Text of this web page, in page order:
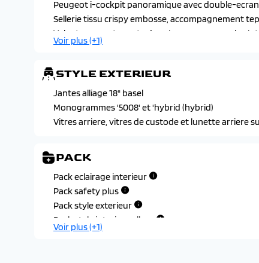
Peugeot i-cockpit panoramique avec double-
Sellerie tissu crispy embosse, accompagnement
Volant compact croute de cuir avec commandes
Voir plus (+1)
STYLE EXTERIEUR
Jantes alliage 18" basel
Monogrammes '5008' et 'hybrid (hybrid)
Vitres arriere, vitres de custode et lunette arriere
PACK
Pack eclairage interieur
Pack safety plus
Pack style exterieur
Pack style interieur allure
Voir plus (+1)